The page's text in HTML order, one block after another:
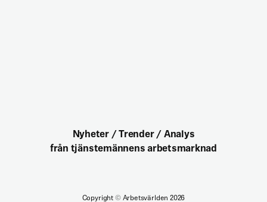
Nyheter / Trender / Analys
från tjänstemännens arbetsmarknad
Copyright ©Arbetsvärlden 2026